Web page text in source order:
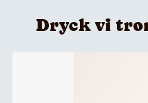
Dryck vi